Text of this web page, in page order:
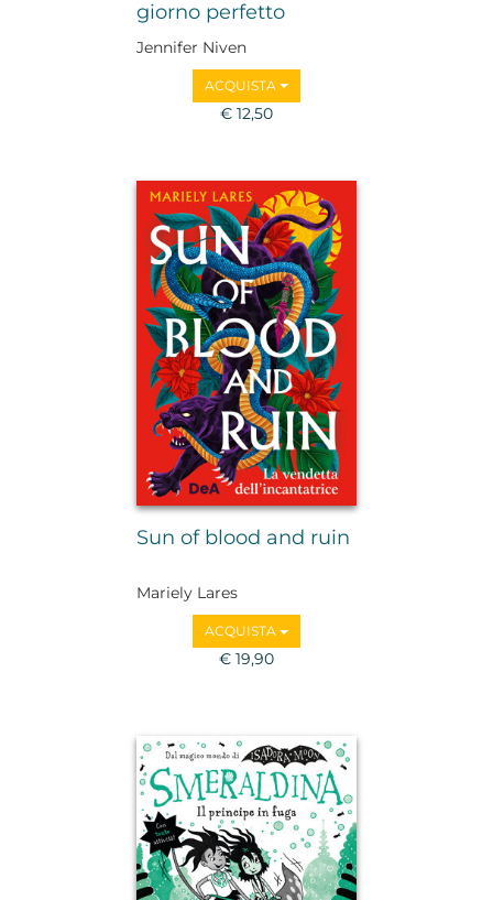
giorno perfetto
Jennifer Niven
ACQUISTA
€ 12,50
Sun of blood and ruin
Mariely Lares
ACQUISTA
€ 19,90